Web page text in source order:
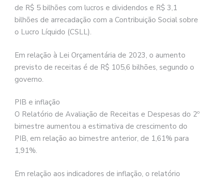
de R$ 5 bilhões com lucros e dividendos e R$ 3,1
bilhões de arrecadação com a Contribuição Social sobre
o Lucro Líquido (CSLL).
Em relação à Lei Orçamentária de 2023, o aumento
previsto de receitas é de R$ 105,6 bilhões, segundo o
governo.
PIB e inflação
O Relatório de Avaliação de Receitas e Despesas do 2º
bimestre aumentou a estimativa de crescimento do
PIB, em relação ao bimestre anterior, de 1,61% para
1,91%.
Em relação aos indicadores de inflação, o relatório